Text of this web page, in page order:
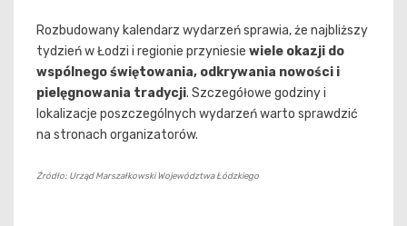
Rozbudowany kalendarz wydarzeń sprawia, że najbliższy
tydzień w Łodzi i regionie przyniesie wiele okazji do
wspólnego świętowania, odkrywania nowości i
pielęgnowania tradycji. Szczegółowe godziny i
lokalizacje poszczególnych wydarzeń warto sprawdzić
na stronach organizatorów.
Źródło: Urząd Marszałkowski Województwa Łódzkiego